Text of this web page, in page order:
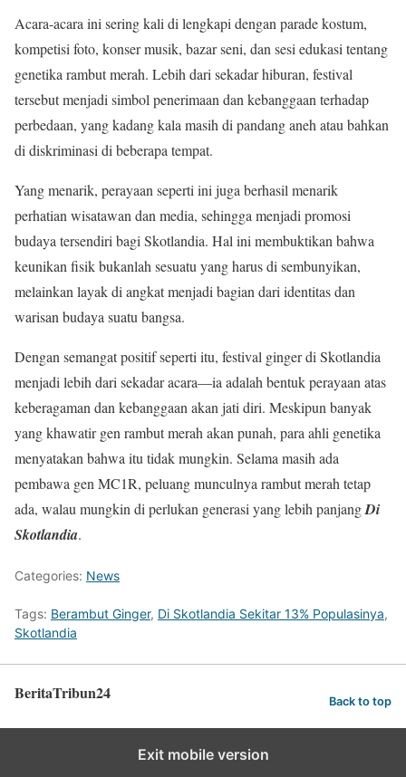
Acara-acara ini sering kali di lengkapi dengan parade kostum,
kompetisi foto, konser musik, bazar seni, dan sesi edukasi tentang
genetika rambut merah. Lebih dari sekadar hiburan, festival
tersebut menjadi simbol penerimaan dan kebanggaan terhadap
perbedaan, yang kadang kala masih di pandang aneh atau bahkan
di diskriminasi di beberapa tempat.
Yang menarik, perayaan seperti ini juga berhasil menarik
perhatian wisatawan dan media, sehingga menjadi promosi
budaya tersendiri bagi Skotlandia. Hal ini membuktikan bahwa
keunikan fisik bukanlah sesuatu yang harus di sembunyikan,
melainkan layak di angkat menjadi bagian dari identitas dan
warisan budaya suatu bangsa.
Dengan semangat positif seperti itu, festival ginger di Skotlandia
menjadi lebih dari sekadar acara—ia adalah bentuk perayaan atas
keberagaman dan kebanggaan akan jati diri. Meskipun banyak
yang khawatir gen rambut merah akan punah, para ahli genetika
menyatakan bahwa itu tidak mungkin. Selama masih ada
pembawa gen MC1R, peluang munculnya rambut merah tetap
ada, walau mungkin di perlukan generasi yang lebih panjangDi
Skotlandia.
Categories: News
Tags: Berambut Ginger, Di Skotlandia Sekitar 13% Populasinya,
Skotlandia
BeritaTribun24 Back to top
Exit mobile version